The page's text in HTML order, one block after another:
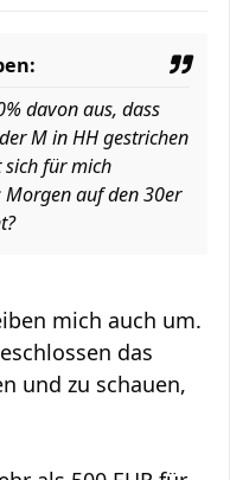
davon aus, dass
M in HH gestrichen
sich für mich
auf den 30er
mich auch um.
das
und zu schauen,